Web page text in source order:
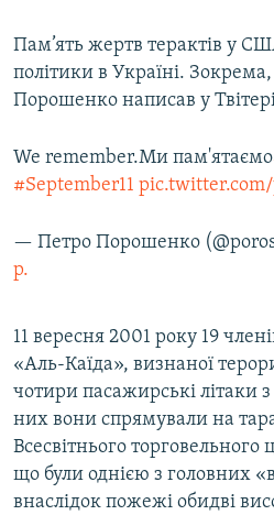
Пам’ять жертв терактів у
політики в Україні.
Порошенко написав у
We remember.Ми пам'ятаємо
#September11
— Петро Порошенко
р.
11 вересня 2001 року 19
«Аль-Каїда», визнаної
чотири пасажирські літаки
них вони спрямували на
Всесвітнього
що були однією з головних
внаслідок пожежі обидві